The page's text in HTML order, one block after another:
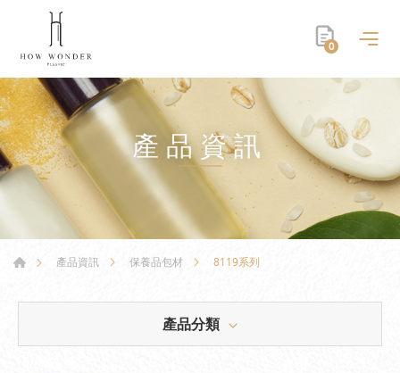
0
產品資訊
產品資訊 保養品包材 8119系列
產品分類